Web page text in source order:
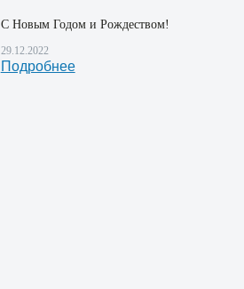
С Новым Годом и Рождеством!
29.12.2022
Подробнее